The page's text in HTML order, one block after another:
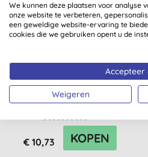
Ecodoo Vaatwasgel
€ 10,73 KOPEN
We kunnen deze plaatsen voor analyse
onze website te verbeteren,
een geweldige website-ervaring te
cookies die we gebruiken opent u de
Accepteer
Weigeren